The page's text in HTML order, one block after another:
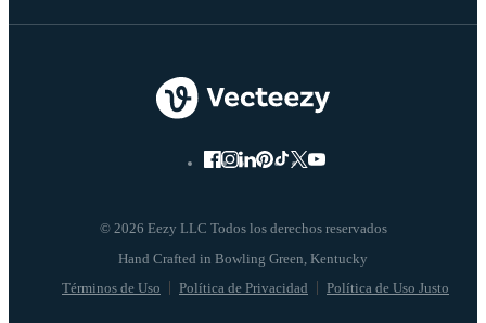
© 2026 Eezy LLC Todos los derechos reservados
Términos de Uso Política de Privacidad Política de Uso Justo